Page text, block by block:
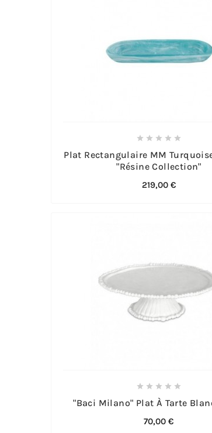
    
Plat Rectangulaire MM
"Résine Collection"
219,00 €
    
"Baci Milano" Plat À Tarte
70,00 €